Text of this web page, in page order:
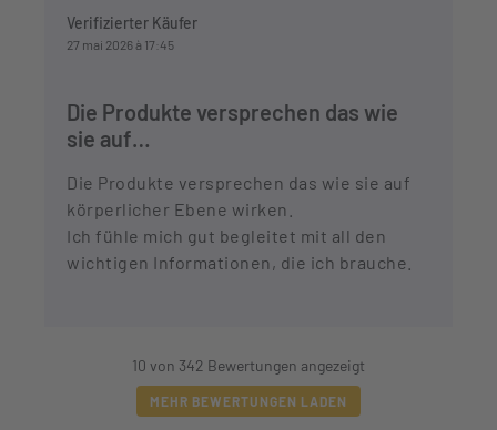
Verifizierter Käufer
27 mai 2026 à 17:45
Die Produkte versprechen das wie
sie auf…
Die Produkte versprechen das wie sie auf
körperlicher Ebene wirken.
Ich fühle mich gut begleitet mit all den
wichtigen Informationen, die ich brauche.
10 von 342 Bewertungen angezeigt
MEHR BEWERTUNGEN LADEN